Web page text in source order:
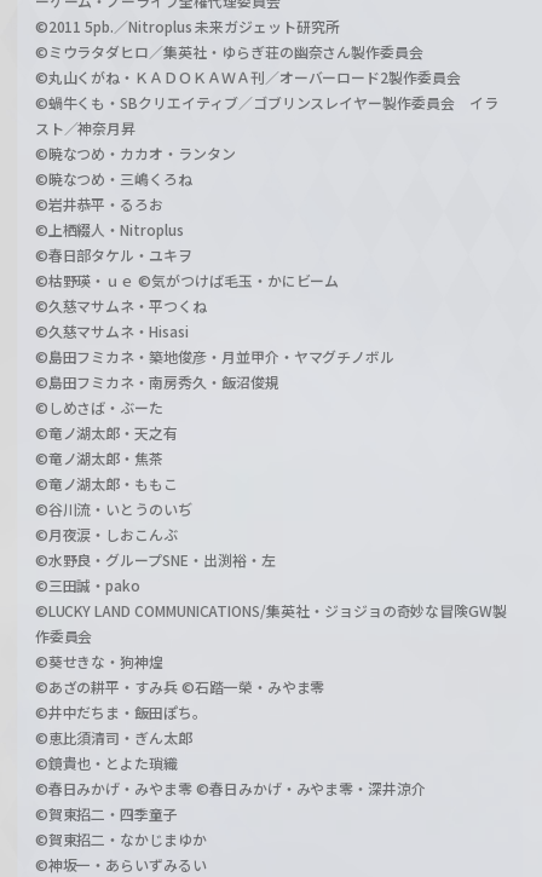
©2011 5pb.／Nitroplus 未来ガジェット研究所
©ミウラタダヒロ／集英社・ゆらぎ荘の幽奈さん製作委員会
©丸山くがね・ＫＡＤＯＫＡＷＡ刊／オーバーロード2製作委員会
©蝸牛くも・SBクリエイティブ／ゴブリンスレイヤー製作委員会 イラ
スト／神奈月昇
©暁なつめ・カカオ・ランタン
©暁なつめ・三嶋くろね
©岩井恭平・るろお
©上栖綴人・Nitroplus
©春日部タケル・ユキヲ
©枯野瑛・ｕｅ ©気がつけば毛玉・かにビーム
©久慈マサムネ・平つくね
©久慈マサムネ・Hisasi
©島田フミカネ・築地俊彦・月並甲介・ヤマグチノボル
©島田フミカネ・南房秀久・飯沼俊規
©しめさば・ぶーた
©竜ノ湖太郎・天之有
©竜ノ湖太郎・焦茶
©竜ノ湖太郎・ももこ
©谷川流・いとうのいぢ
©月夜涙・しおこんぶ
©水野良・グループSNE・出渕裕・左
©三田誠・pako
©LUCKY LAND COMMUNICATIONS/集英社・ジョジョの奇妙な冒険GW製
作委員会
©葵せきな・狗神煌
©あざの耕平・すみ兵 ©石踏一榮・みやま零
©井中だちま・飯田ぽち。
©恵比須清司・ぎん太郎
©鏡貴也・とよた瑣織
©春日みかげ・みやま零 ©春日みかげ・みやま零・深井涼介
©賀東招二・四季童子
©賀東招二・なかじまゆか
©神坂一・あらいずみるい